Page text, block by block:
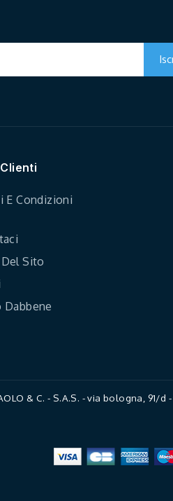
E Condizioni
Sito
Dabbene
& C. - S.A.S. - via bologna, 91/d -